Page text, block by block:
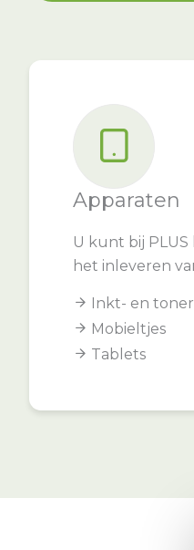
Apparaten
U kunt bij
het inleveren
Inkt- en
Mobieltjes
Tablets